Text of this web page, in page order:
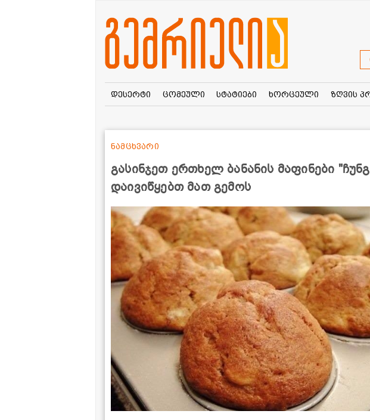
დესერტი ცომეული სტატიები ხორცეული ზღვის
გასინჯეთ ერთხელ ბანანის მაფინები
დაივიწყებთ მათ გემოს
ნამცხვარი